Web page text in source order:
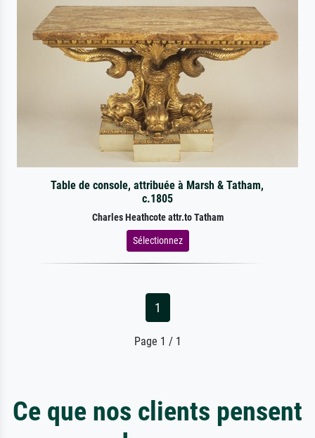
Table de console, attribuée à Marsh & Tatham,
c.1805
Charles Heathcote attr.to Tatham
Sélectionnez
1
Page 1 / 1
Ce que nos clients pensent